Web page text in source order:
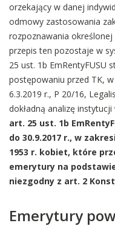
orzekający w danej
odmowy zastosowania
rozpoznawania
przepis ten pozostaje w
25 ust. 1b EmRentyFUSU
postępowaniu przed TK,
6.3.2019 r., P 20/16,
dokładną analizę
art. 25 ust. 1b
do 30.9.2017 r., w
1953 r. kobiet, które
emerytury na
niezgodny z art. 2
Emerytury